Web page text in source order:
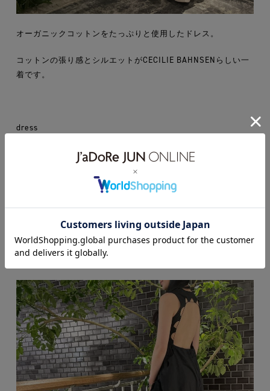
オーガニックコットンをたっぷりと使用したドレス。
コットンの張り感とシルエットがCECILIE BAHNSENらしい一
着です。
dress
CECILIE BAHNSEN
col … BLACK
¥150,700 in tax